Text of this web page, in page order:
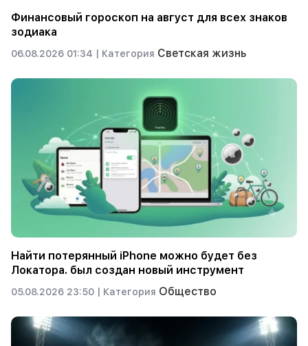
Финансовый гороскоп на август для всех знаков
зодиака
06.08.2026 01:34 | Категория Светская жизнь
Найти потерянный iPhone можно будет без
Локатора. был создан новый инструмент
05.08.2026 23:50 | Категория Общество